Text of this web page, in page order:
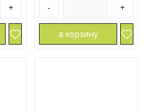
+ - +
в корзину